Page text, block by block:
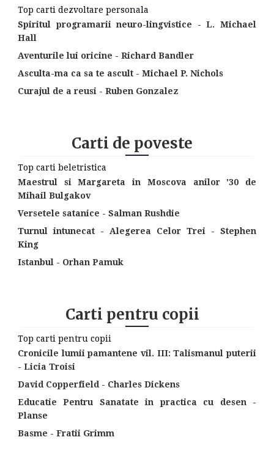
Top carti dezvoltare personala
Spiritul programarii neuro-lingvistice - L. Michael
Hall
Aventurile lui oricine - Richard Bandler
Asculta-ma ca sa te ascult - Michael P. Nichols
Curajul de a reusi - Ruben Gonzalez
Carti de poveste
Top carti beletristica
Maestrul si Margareta in Moscova anilor '30 de
Mihail Bulgakov
Versetele satanice - Salman Rushdie
Turnul intunecat - Alegerea Celor Trei - Stephen
King
Istanbul - Orhan Pamuk
Carti pentru copii
Top carti pentru copii
Cronicile lumii pamantene vil. III: Talismanul puterii
- Licia Troisi
David Copperfield - Charles Dickens
Educatie Pentru Sanatate in practica cu desen -
Planse
Basme - Fratii Grimm